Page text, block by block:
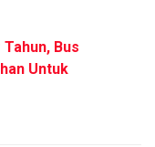
Bus
Untuk